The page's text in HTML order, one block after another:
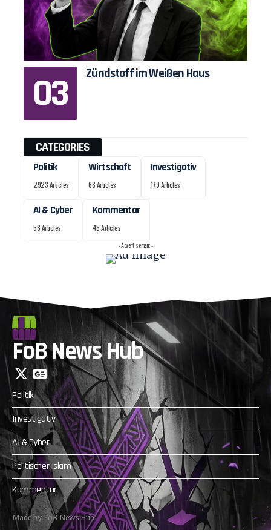
Zündstoff im Weißen Haus
CATEGORIES
Politik
2923 Articles
Wirtschaft
68 Articles
Investigativ
179 Articles
AI & Cyber
58 Articles
Kommentar
45 Articles
- Advertisement -
FoB News Hub
Politik
Investigativ
AI & Cyber
Politischer Islam
Kommentar
Made by FoB News Hub.